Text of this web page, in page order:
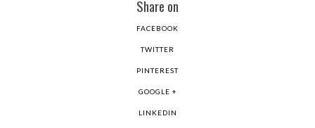
Share on
FACEBOOK
TWITTER
PINTEREST
GOOGLE +
LINKEDIN